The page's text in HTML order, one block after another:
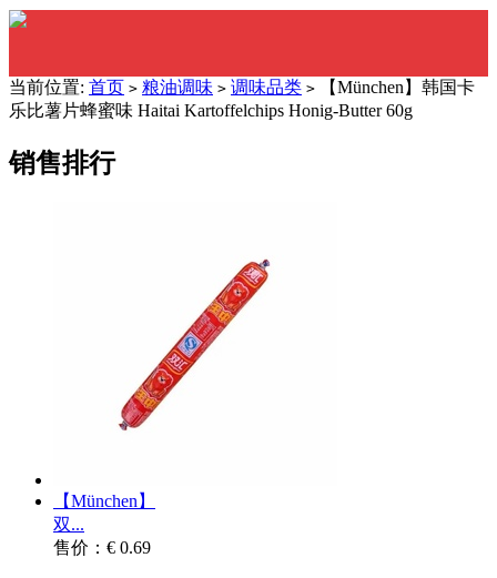
当前位置: 首页 > 粮油调味 > 调味品类 > 【München】韩国卡
乐比薯片蜂蜜味 Haitai Kartoffelchips Honig-Butter 60g
销售排行
【München】
双...
售价：€ 0.69